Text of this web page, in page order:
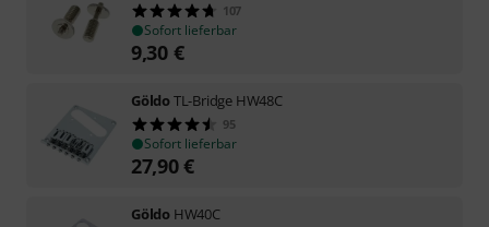
107
Sofort lieferbar
9,30 €
GöldoTL-Bridge HW48C
95
Sofort lieferbar
27,90€
Göldo HW40C